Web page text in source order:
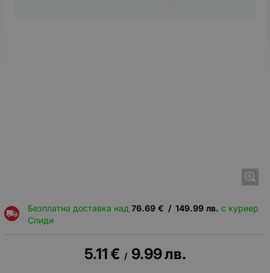
Безплатна доставка над 76.69 € / 149.99 лв. с куриер
Спиди
5.11€ / 9.99лв.